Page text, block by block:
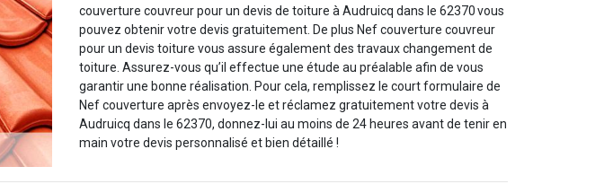
couverture couvreur pour un devis de toiture à Audruicq dans le 62370 vous
pouvez obtenir votre devis gratuitement. De plus Nef couverture couvreur
pour un devis toiture vous assure également des travaux changement de
toiture. Assurez-vous qu’il effectue une étude au préalable afin de vous
garantir une bonne réalisation. Pour cela, remplissez le court formulaire de
Nef couverture après envoyez-le et réclamez gratuitement votre devis à
Audruicq dans le 62370, donnez-lui au moins de 24 heures avant de tenir en
main votre devis personnalisé et bien détaillé !